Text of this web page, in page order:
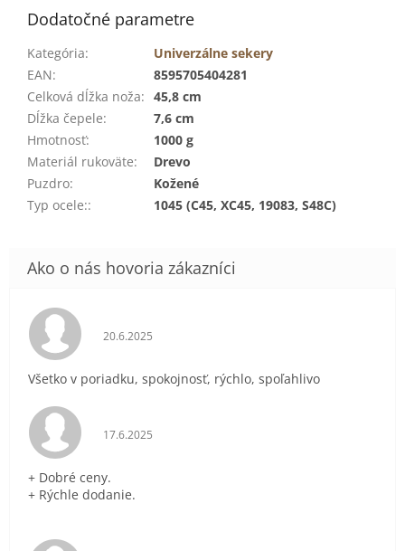
Dodatočné parametre
Kategória:
Univerzálne sekery
EAN:
8595705404281
Celková dĺžka noža: 45,8 cm
Dĺžka čepele:
7,6 cm
Hmotnosť:
1000 g
Materiál rukoväte:
Drevo
Puzdro:
Kožené
Typ ocele:: 1045 (C45, XC45, 19083, S48C)
Hodnotenie obchodu je 5 z 5 hviezdičiek.
20.6.2025
Všetko v poriadku, spokojnosť, rýchlo, spoľahlivo
Hodnotenie obchodu je 5 z 5 hviezdičiek.
17.6.2025
+ Dobré ceny.
+ Rýchle dodanie.